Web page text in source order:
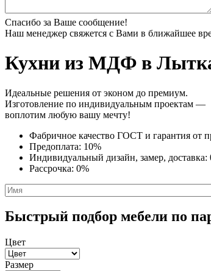
Спасибо за Ваше сообщение!
Наш менеджер свяжется с Вами в ближайшее
Кухни из МДФ в
Идеальные решения от эконом до премиум.
Изготовление по индивидуальным проектам —
воплотим любую вашу мечту!
Фабричное качество ГОСТ и гарантия от
Предоплата: 10%
Индивидуальный дизайн, замер, доставка:
Рассрочка: 0%
Быстрый подбор мебели по
Цвет
Размер